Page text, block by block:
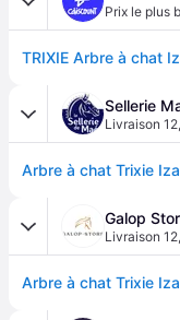
Prix le plus
Sellerie
Livraison
Arbre à chat Trixie
Galop
Livraison
Arbre à chat Trixie